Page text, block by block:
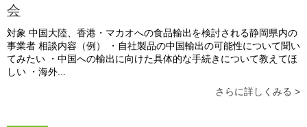
会
対象 中国大陸、香港・マカオへの食品輸出を検討される静岡県内の
事業者 相談内容（例） ・自社製品の中国輸出の可能性について聞い
てみたい ・中国への輸出に向けた具体的な手続きについて教えてほ
しい ・海外...
さらに詳しくみる >